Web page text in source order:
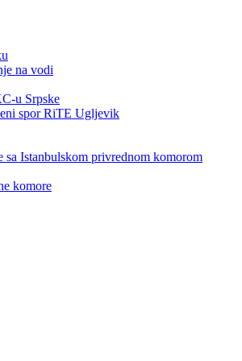
na vodi
u Srpske
spor RiTE Ugljevik
Istanbulskom privrednom komorom
komore